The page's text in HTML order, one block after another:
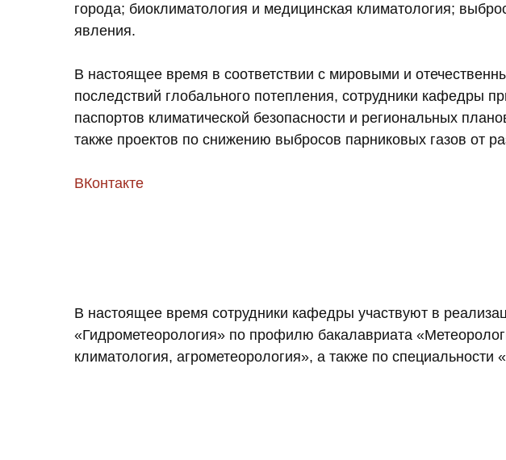
города; биоклиматология и медицинская климатология;
явления.
В настоящее время в соответствии с мировыми и
последствий глобального потепления, сотрудники кафедры
паспортов климатической безопасности и региональных
также проектов по снижению выбросов парниковых газов от
ВКонтакте
В настоящее время сотрудники кафедры участвуют в
«Гидрометеорология» по профилю бакалавриата
климатология, агрометеорология», а также по специальности